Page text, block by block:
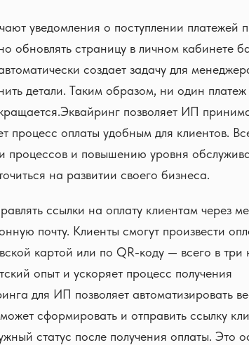
уведомления о поступлении платежей
обновлять страницу в личном кабинете
создает задачу для
детали. Таким образом, ни один
позволяет ИП
процесс оплаты удобным для клиентов.
процессов и повышению уровня
на развитии своего бизнеса.
ссылки на оплату клиентам через
почту. Клиенты смогут произвести
картой или по QR-коду — всего в три
опыт и ускоряет процесс получения
для ИП позволяет автоматизировать
сформировать и отправить ссылку
статус после получения оплаты. Это